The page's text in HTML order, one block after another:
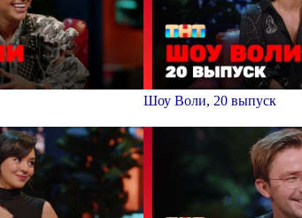
Шоу Воли, 20 выпуск